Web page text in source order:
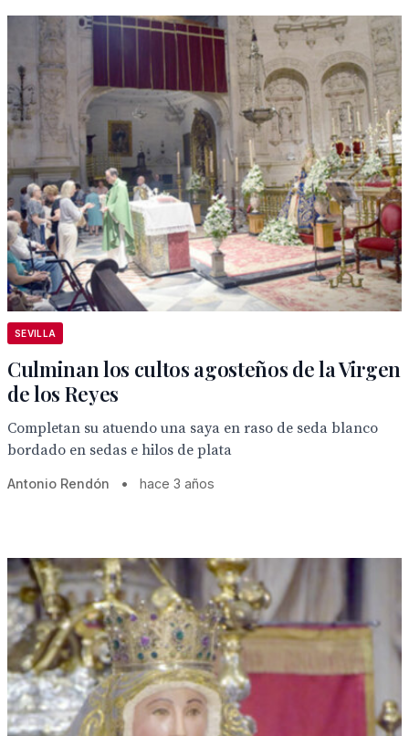
SEVILLA
Culminan los cultos agosteños de la Virgen
de los Reyes
Completan su atuendo una saya en raso de seda blanco
bordado en sedas e hilos de plata
Antonio Rendón • hace 3 años